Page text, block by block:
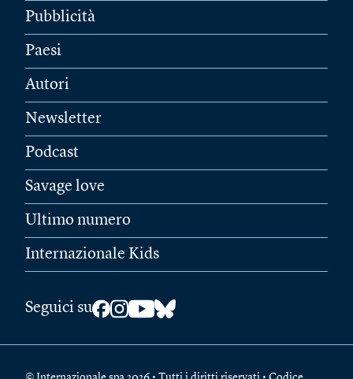
Pubblicità
Paesi
Autori
Newsletter
Podcast
Savage love
Ultimo numero
Internazionale Kids
Seguici su